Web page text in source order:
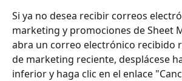
Si ya no desea recibir correos
marketing y promociones de Sheet
abra un correo electrónico recibido
de marketing reciente, desplácese
inferior y haga clic en el enlace